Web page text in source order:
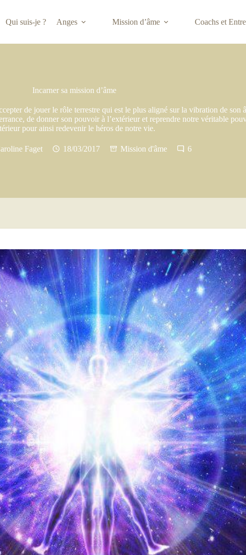
Qui suis-je ? Anges Mission d’âme Coachs et
Incarner sa mission d’âme
de jouer le rôle terrestre qui est le plus aligné sur la vibration de son
de donner son pouvoir à l’extérieur et reprendre notre véritable
pour ainsi redevenir le héros de notre vie.
Faget 18/03/2017 Mission d'âme 6